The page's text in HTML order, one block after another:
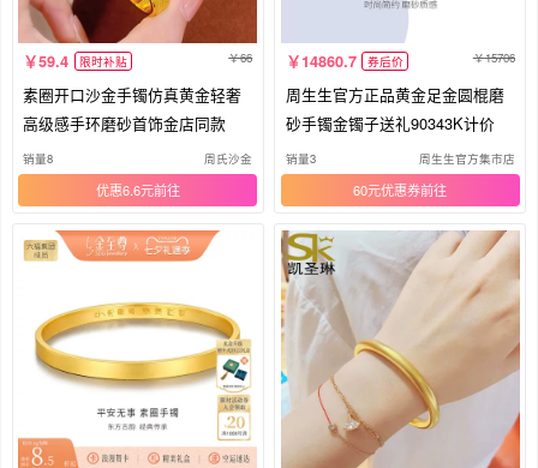
59.4 限时补贴 66
素圈开口沙金手镯仿真黄金轻奢
高级感手环磨砂首饰金店同款
销量8 周氏沙金
优惠6.6元
14860.7 券后价 15706
周生生官方正品黄金足金圆棍磨
砂手镯金镯子送礼90343K计价
销量3 周生生官方集市店
60元优惠券